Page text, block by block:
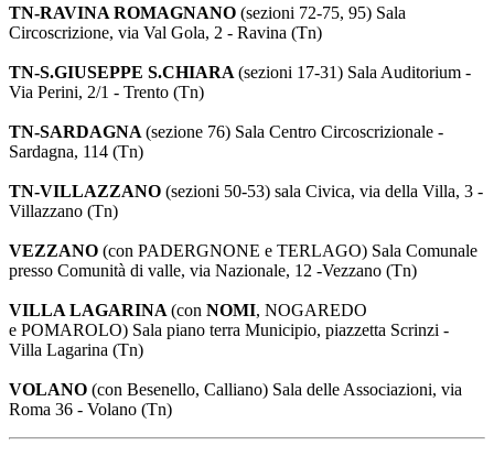
TN-RAVINA ROMAGNANO (sezioni 72-75, 95) Sala
Circoscrizione, via Val Gola, 2 - Ravina (Tn)
TN-S.GIUSEPPE S.CHIARA (sezioni 17-31) Sala Auditorium -
Via Perini, 2/1 - Trento (Tn)
TN-SARDAGNA (sezione 76) Sala Centro Circoscrizionale -
Sardagna, 114 (Tn)
TN-VILLAZZANO (sezioni 50-53) sala Civica, via della Villa, 3 -
Villazzano (Tn)
VEZZANO (con PADERGNONE e TERLAGO) Sala Comunale
presso Comunità di valle, via Nazionale, 12 -Vezzano (Tn)
VILLA LAGARINA (con NOMI, NOGAREDO
e POMAROLO) Sala piano terra Municipio, piazzetta Scrinzi -
Villa Lagarina (Tn)
VOLANO (con Besenello, Calliano) Sala delle Associazioni, via
Roma 36 - Volano (Tn)